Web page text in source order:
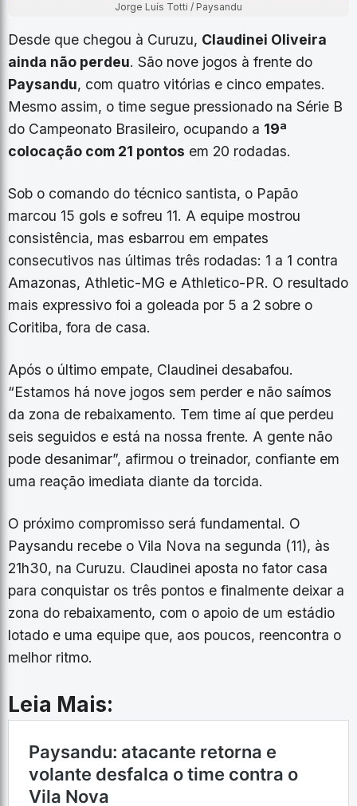
Jorge Luís Totti / Paysandu
Desde que chegou à Curuzu, Claudinei Oliveira
ainda não perdeu. São nove jogos à frente do
Paysandu, com quatro vitórias e cinco empates.
Mesmo assim, o time segue pressionado na Série B
do Campeonato Brasileiro, ocupando a 19ª
colocação com 21 pontos em 20 rodadas.
Sob o comando do técnico santista, o Papão
marcou 15 gols e sofreu 11. A equipe mostrou
consistência, mas esbarrou em empates
consecutivos nas últimas três rodadas: 1 a 1 contra
Amazonas, Athletic-MG e Athletico-PR. O resultado
mais expressivo foi a goleada por 5 a 2 sobre o
Coritiba, fora de casa.
Após o último empate, Claudinei desabafou.
“Estamos há nove jogos sem perder e não saímos
da zona de rebaixamento. Tem time aí que perdeu
seis seguidos e está na nossa frente. A gente não
pode desanimar”, afirmou o treinador, confiante em
uma reação imediata diante da torcida.
O próximo compromisso será fundamental. O
Paysandu recebe o Vila Nova na segunda (11), às
21h30, na Curuzu. Claudinei aposta no fator casa
para conquistar os três pontos e finalmente deixar a
zona do rebaixamento, com o apoio de um estádio
lotado e uma equipe que, aos poucos, reencontra o
melhor ritmo.
Leia Mais: